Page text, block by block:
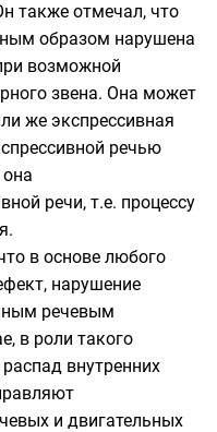
также отмечал, что
образом нарушена
возможной
звена. Она может
же экспрессивная
речью
речи, т.е. процессу
в основе любого
нарушение
речевым
в роли такого
внутренних
и двигательных